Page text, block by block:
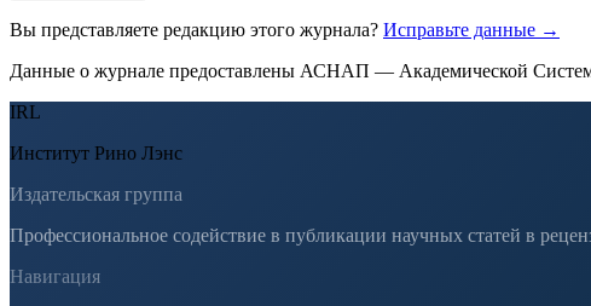
Вы представляете редакцию этого журнала? Исправьте данные →
Данные о журнале предоставлены АСНАП — Академической
IRL
Институт Рино Лэнс
Издательская группа
Профессиональное содействие в публикации научных статей в
Навигация